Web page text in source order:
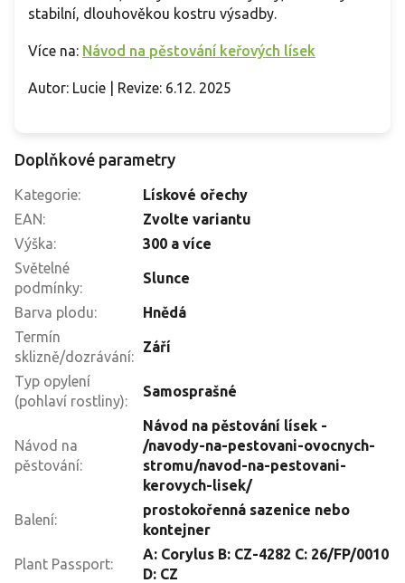
stabilní, dlouhověkou kostru výsadby.
Více na: Návod na pěstování keřových lísek
Autor: Lucie | Revize: 6.12. 2025
Doplňkové parametry
Kategorie:
Lískové ořechy
EAN:
Zvolte variantu
Výška:
300 a více
Světelné
podmínky:
Slunce
Barva plodu:
Hnědá
Termín
sklizně/dozrávání:
Září
Typ opylení
(pohlaví rostliny):
Samosprašné
Návod na
pěstování:
Návod na pěstování lísek -
/navody-na-pestovani-ovocnych-
stromu/navod-na-pestovani-
kerovych-lisek/
Balení:
prostokořenná sazenice nebo
kontejner
Plant Passport:
A: Corylus B: CZ-4282 C: 26/FP/0010
D: CZ